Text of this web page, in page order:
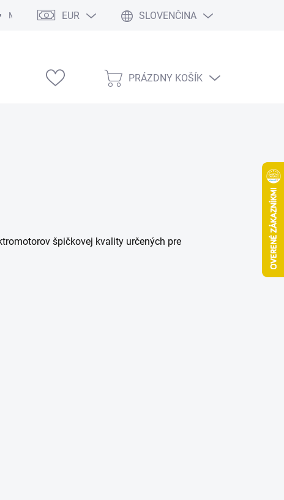
Modelárske výstavy
EUR SLOVENČINA
NÁKUPNÝ
PRÁZDNY KOŠÍK
špičkovej kvality určených pre